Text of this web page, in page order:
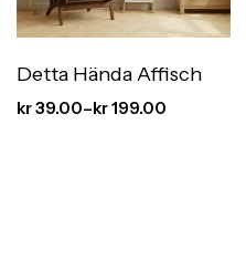
Detta Hända Affisch
kr39.00–kr199.00